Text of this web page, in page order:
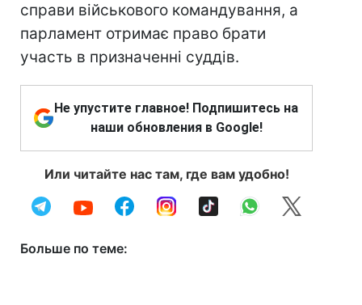
справи військового командування, а
парламент отримає право брати
участь в призначенні суддів.
Не упустите главное! Подпишитесь на
наши обновления в Google!
Или читайте нас там, где вам удобно!
Больше по теме: